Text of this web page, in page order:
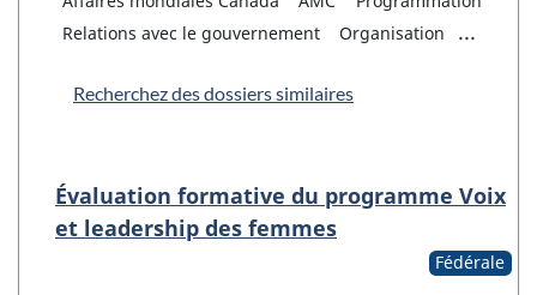
Relations avec le gouvernement
Organisation ...
Recherchez des dossiers similaires
Évaluation formative du programme Voix
et leadership des femmes
Fédérale